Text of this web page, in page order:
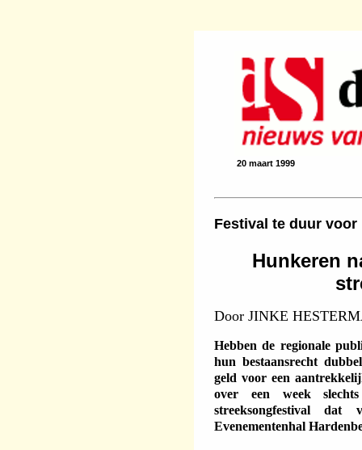
20 maart 1999
Festival te duur
Hunkeren
Door JINKE
Hebben de regionale
hun bestaansrecht
geld voor een
over een week
streeksongfestival
Evenementenhal